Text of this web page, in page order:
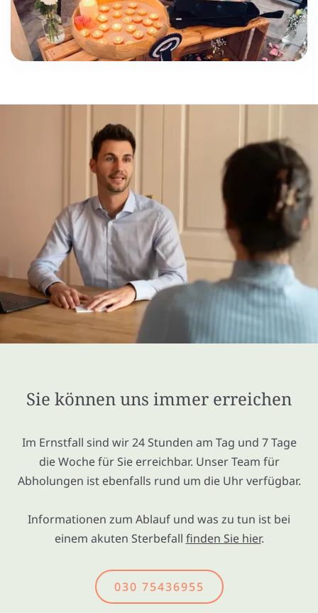
Sie können uns immer erreichen
Im Ernstfall sind wir 24 Stunden am Tag und 7 Tage
die Woche für Sie erreichbar. Unser Team für
Abholungen ist ebenfalls rund um die Uhr verfügbar.
Informationen zum Ablauf und was zu tun ist bei
einem akuten Sterbefall finden Sie hier.
030 75436955